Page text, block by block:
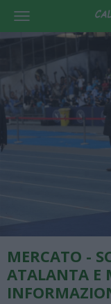
MERCATO -
ATALANTA E